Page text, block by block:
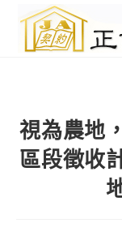
content
視為農地
區段徵收